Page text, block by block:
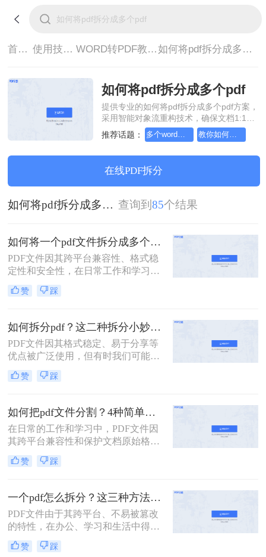
首页> 使用技巧> WORD转PDF教程> 如何将pdf拆分成多个pdf
如何将pdf拆分成多个pdf
提供专业的如何将pdf拆分成多个pdf方案，
采用智能对象流重构技术，确保文档1:1高
保真还原且排版不乱码。支持一键批量处
理，全链路 SSL 加密保障隐私安全。助您
装，高效办公。
推荐话题： 多个word文件如何转一个pdf格式 教你如何将word文档转pdf文件
在线PDF拆分
如何将pdf拆分成多个pdf 查询到 85个结果
如何将一个pdf文件拆分成多个？教你2招拆分pdf！
PDF文件因其跨平台兼容性、格式稳
定性和安全性，在日常工作和学习中
扮演着重要角色。然而，有时我们需
要将一个PDF文件拆分成多个文件，
两种常用的PDF拆分方法，帮助您轻
松实现PDF文件的拆分。
赞 踩
如何拆分pdf？这二种拆分小妙招了解下！
PDF文件因其格式稳定、易于分享等
优点被广泛使用，但有时我们可能需
要将一个大的PDF文档拆分成多个小
部分，以便于阅读、编辑或共享。那
单实用的PDF拆分方法。
赞 踩
如何把pdf文件分割？4种简单方法分享~
在日常的工作和学习中，PDF文件因
其跨平台兼容性和保护文档原始格式
的特性而被广泛使用。然而，有时候
为了便于查阅、管理和分享，我们可
多个较小的文件。那么如何把pdf文件
分割呢？以下是四种常用的PDF文件
分割方法，每种方法都有其独特的优
势和适用场景。
赞 踩
一个pdf怎么拆分？这三种方法教你轻松拆分！
PDF文件由于其跨平台、不易被篡改
的特性，在办公、学习和生活中得到
了广泛的应用。然而，有时候一个大
型的PDF文件可能包含多个章节或不
赞 踩